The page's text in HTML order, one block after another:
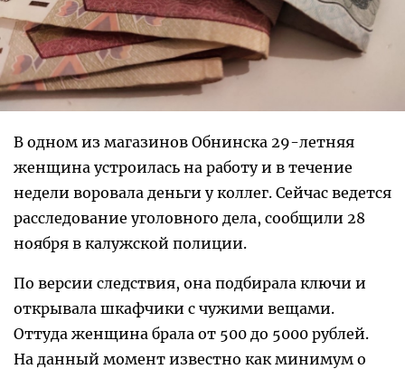
В одном из магазинов Обнинска 29-летняя
женщина устроилась на работу и в течение
недели воровала деньги у коллег. Сейчас ведется
расследование уголовного дела, сообщили 28
ноября в калужской полиции.
По версии следствия, она подбирала ключи и
открывала шкафчики с чужими вещами.
Оттуда женщина брала от 500 до 5000 рублей.
На данный момент известно как минимум о